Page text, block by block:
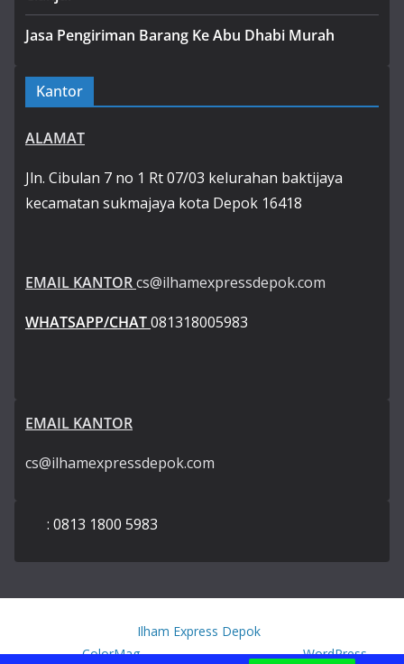
Jasa Pengiriman Barang Ke Abu Dhabi Murah
Kantor
ALAMAT
Jln. Cibulan 7 no 1 Rt 07/03 kelurahan baktijaya
kecamatan sukmajaya kota Depok 16418
EMAIL KANTORcs@ilhamexpressdepok.com
WHATSAPP/CHAT081318005983
EMAIL KANTOR
cs@ilhamexpressdepok.com
: 0813 1800 5983
Ilham Express Depok
Theme:ColorMagby ThemeGrill. Powered byWordPress.